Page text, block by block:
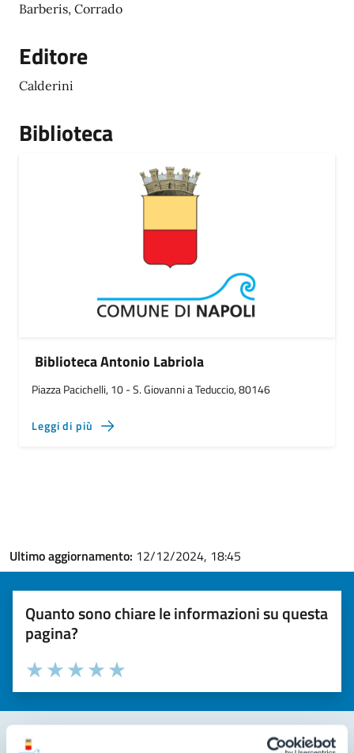
Barberis, Corrado
Editore
Calderini
Biblioteca
Biblioteca Antonio Labriola
Piazza Pacichelli, 10 - S. Giovanni a Teduccio, 80146
Leggi di più
Ultimo aggiornamento: 12/12/2024, 18:45
Quanto sono chiare le informazioni su questa
pagina?
Valuta la chiarezza delle informazioni (da 1 a 5 stelle)
Seleziona il numero di stelle per valutare la chiarezza delle
Valuta 5 stelle su 5
Valuta 4 stelle su 5
Valuta 3 stelle su 5
Valuta 2 stelle su 5
Valuta 1 stelle su 5